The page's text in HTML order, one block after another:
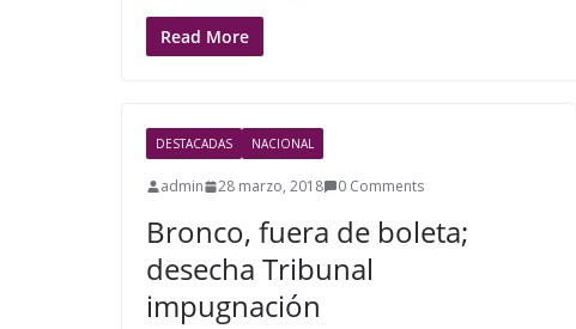
ac
e
o
o
k
w
itt
Read More
DESTACADAS NACIONAL
admin 28 marzo, 2018 0 Comments
Bronco, fuera de boleta;
desecha Tribunal
impugnación